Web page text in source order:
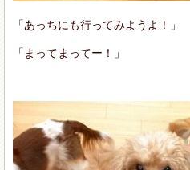
「あっちにも行ってみようよ！」
「まってまってー！」